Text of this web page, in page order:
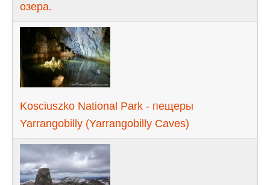
озера.
Kosciuszko National Park - пещеры
Yarrangobilly (Yarrangobilly Caves)